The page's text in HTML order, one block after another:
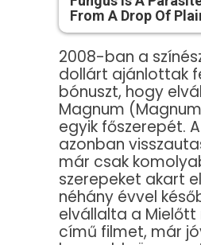
From A Drop Of
2008-ban a
dollárt ajánlottak
bónuszt, hogy
Magnum
egyik főszerepét.
azonban
már csak
szerepeket akart
néhány évvel
elvállalta a
című filmet, már